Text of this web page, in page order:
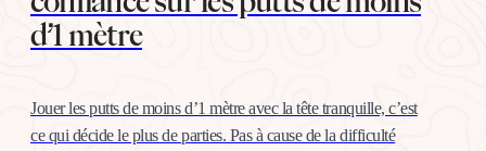
d’1 mètre
Jouer les putts de moins d’1 mètre avec la tête tranquille, c’est
ce qui décide le plus de parties. Pas à cause de la difficulté